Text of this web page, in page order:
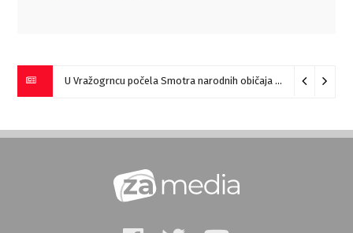
U Vražogrncu počela Smotra narodnih običaja „Vražogrnački točak“